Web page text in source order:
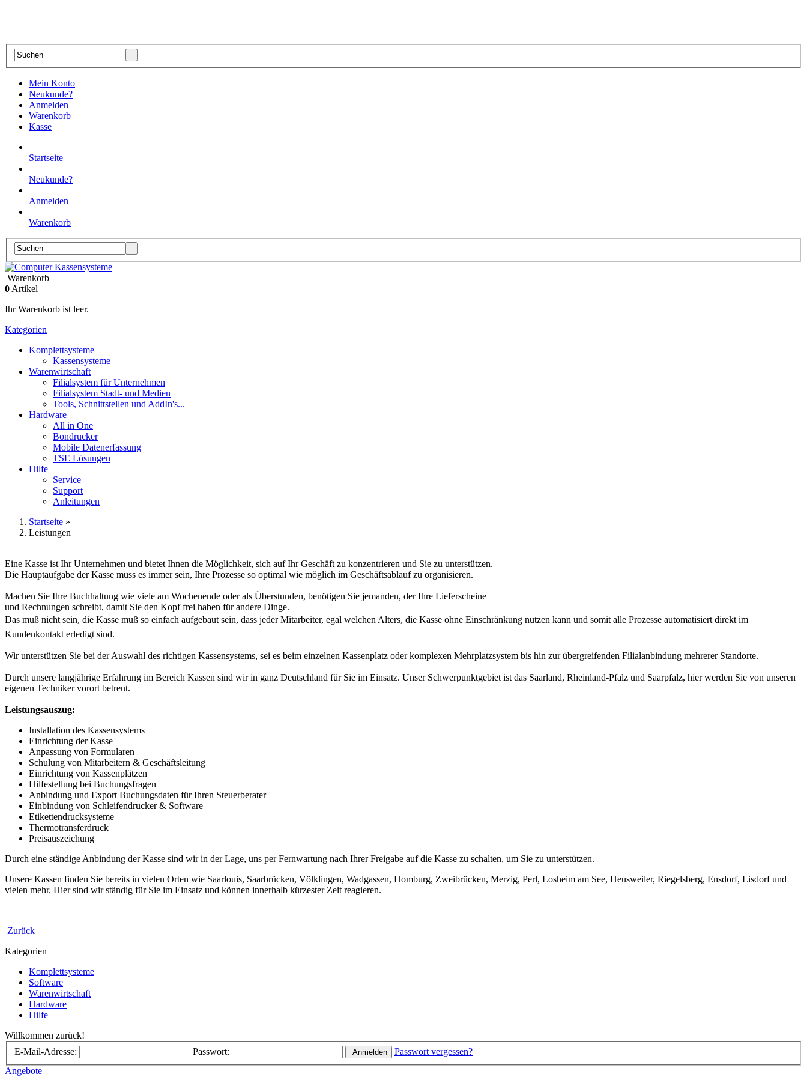
Mein Konto
Neukunde?
Anmelden
Warenkorb
Kasse
Startseite
Neukunde?
Anmelden
Warenkorb
Warenkorb
0 Artikel
Ihr Warenkorb ist leer.
Kategorien
Komplettsysteme
Kassensysteme
Warenwirtschaft
Filialsystem für Unternehmen
Filialsystem Stadt- und Medien
Tools, Schnittstellen und AddIn's...
Hardware
All in One
Bondrucker
Mobile Datenerfassung
TSE Lösungen
Hilfe
Service
Support
Anleitungen
Startseite »
Leistungen
Eine Kasse ist Ihr Unternehmen und bietet Ihnen die Möglichkeit, sich auf Ihr Geschäft zu konzentrieren und Sie zu unterstützen.
Die Hauptaufgabe der Kasse muss es immer sein, Ihre Prozesse so optimal wie möglich im Geschäftsablauf zu organisieren.
Machen Sie Ihre Buchhaltung wie viele am Wochenende oder als Überstunden, benötigen Sie jemanden, der Ihre Lieferscheine
und Rechnungen schreibt, damit Sie den Kopf frei haben für andere Dinge.
Das muß nicht sein, die Kasse muß so einfach aufgebaut sein, dass jeder Mitarbeiter, egal welchen Alters, die Kasse ohne Einschränkung nutzen kann und somit alle Prozesse automatisiert direkt im
Kundenkontakt erledigt sind.
Wir unterstützen Sie bei der Auswahl des richtigen Kassensystems, sei es beim einzelnen Kassenplatz oder komplexen Mehrplatzsystem bis hin zur übergreifenden Filialanbindung mehrerer Standorte.
Durch unsere langjährige Erfahrung im Bereich Kassen sind wir in ganz Deutschland für Sie im Einsatz. Unser Schwerpunktgebiet ist das Saarland, Rheinland-Pfalz und Saarpfalz, hier werden Sie von unseren
eigenen Techniker vorort betreut.
Leistungsauszug:
Installation des Kassensystems
Einrichtung der Kasse
Anpassung von Formularen
Schulung von Mitarbeitern & Geschäftsleitung
Einrichtung von Kassenplätzen
Hilfestellung bei Buchungsfragen
Anbindung und Export Buchungsdaten für Ihren Steuerberater
Einbindung von Schleifendrucker & Software
Etikettendrucksysteme
Thermotransferdruck
Preisauszeichung
Durch eine ständige Anbindung der Kasse sind wir in der Lage, uns per Fernwartung nach Ihrer Freigabe auf die Kasse zu schalten, um Sie zu unterstützen.
Unsere Kassen finden Sie bereits in vielen Orten wie Saarlouis, Saarbrücken, Völklingen, Wadgassen, Homburg, Zweibrücken, Merzig, Perl, Losheim am See, Heusweiler, Riegelsberg, Ensdorf, Lisdorf und
vielen mehr. Hier sind wir ständig für Sie im Einsatz und können innerhalb kürzester Zeit reagieren.
Zurück
Kategorien
Komplettsysteme
Software
Warenwirtschaft
Hardware
Hilfe
Willkommen zurück!
E-Mail-Adresse:
Passwort: Anmelden
Passwort vergessen?
Angebote